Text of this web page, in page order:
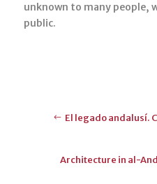
unknown to many people,
public.
El legado andalusí.
Architecture in al-